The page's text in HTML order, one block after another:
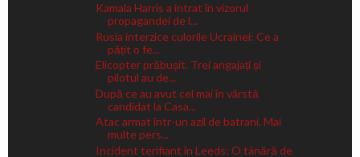
Kamala Harris a intrat în vizorul
propagandei de l...
Rusia interzice culorile Ucrainei: Ce a
pățit o fe...
Elicopter prăbușit. Trei angajați și
pilotul au de...
După ce au avut cel mai în vârstă
candidat la Casa...
Atac armat într-un azil de batrani. Mai
multe pers...
Incident terifiant în Leeds: O tânără de